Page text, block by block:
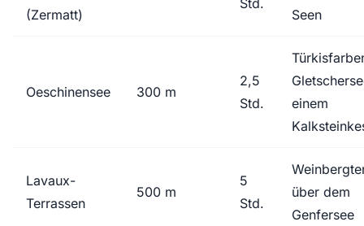
(Zermatt)
Std.
Seen
Oeschinensee 300 m
2,5
Std.
einem
Lavaux-
Terrassen
500 m
5
Std.
über dem
Genfersee